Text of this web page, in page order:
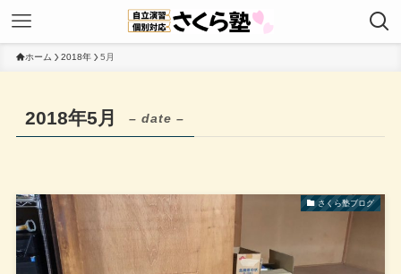
ホーム 2018年 5月
2018年5月 – date –
さくら塾ブログ